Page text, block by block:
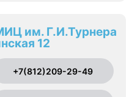
им. Г.И.Турнера
12
+7(812)209-29-49